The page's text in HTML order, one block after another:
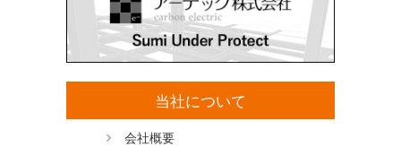
当社について
会社概要